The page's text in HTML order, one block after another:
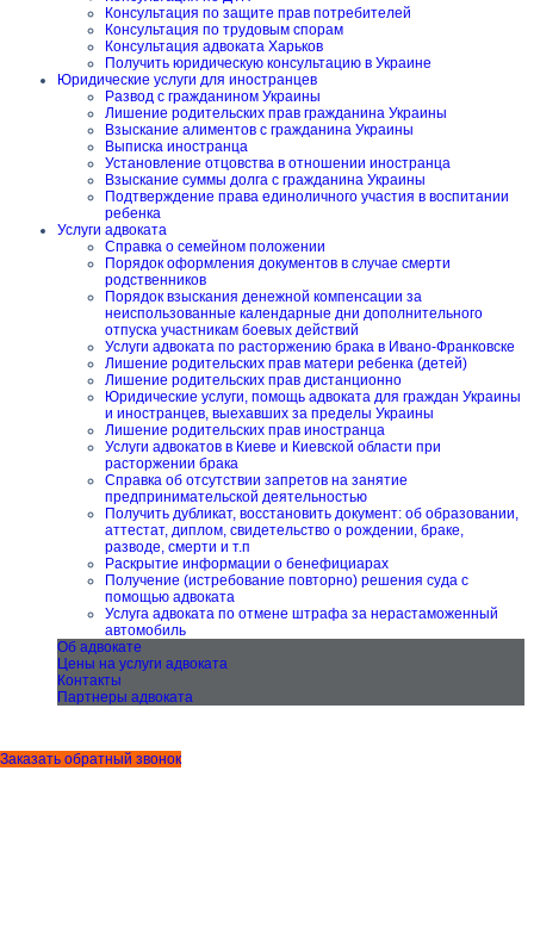
Заказать обратный звонок
Консультация по защите прав потребителей
Консультация по трудовым спорам
Консультация адвоката Харьков
Получить юридическую консультацию в Украине
Юридические услуги для иностранцев
Развод с гражданином Украины
Лишение родительских прав гражданина Украины
Взыскание алиментов с гражданина Украины
Выписка иностранца
Установление отцовства в отношении иностранца
Взыскание суммы долга с гражданина Украины
Подтверждение права единоличного участия в воспитании
ребенка
Услуги адвоката
Справка о семейном положении
Порядок оформления документов в случае смерти
родственников
Порядок взыскания денежной компенсации за
неиспользованные календарные дни дополнительного
отпуска участникам боевых действий
Услуги адвоката по расторжению брака в Ивано-Франковске
Лишение родительских прав матери ребенка (детей)
Лишение родительских прав дистанционно
Юридические услуги, помощь адвоката для граждан Украины
и иностранцев, выехавших за пределы Украины
Лишение родительских прав иностранца
Услуги адвокатов в Киеве и Киевской области при
расторжении брака
Справка об отсутствии запретов на занятие
предпринимательской деятельностью
Получить дубликат, восстановить документ: об образовании,
аттестат, диплом, свидетельство о рождении, браке,
разводе, смерти и т.п
Раскрытие информации о бенефициарах
Получение (истребование повторно) решения суда с
помощью адвоката
Услуга адвоката по отмене штрафа за нерастаможенный
автомобиль
Об адвокате
Цены на услуги адвоката
Контакты
Партнеры адвоката